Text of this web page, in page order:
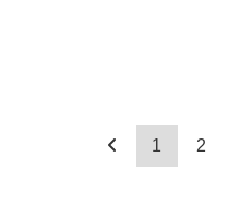
1 2